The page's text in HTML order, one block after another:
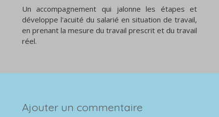
Un accompagnement qui jalonne les étapes et
développe l'acuité du salarié en situation de travail,
en prenant la mesure du travail prescrit et du travail
réel.
Ajouter un commentaire